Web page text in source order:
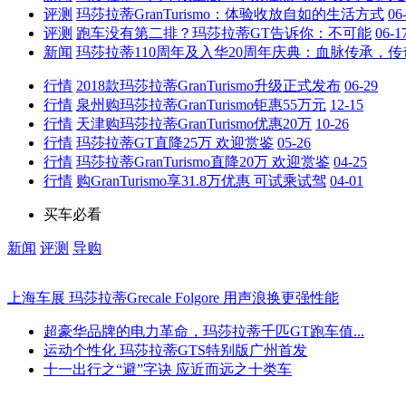
评测 玛莎拉蒂GranTurismo：体验收放自如的生活方式
评测 跑车没有第二排？玛莎拉蒂GT告诉你：不可能 06-
新闻 玛莎拉蒂110周年及入华20周年庆典：血脉传承，
行情 2018款玛莎拉蒂GranTurismo升级正式发布 06-29
行情 泉州购玛莎拉蒂GranTurismo钜惠55万元 12-15
行情 天津购玛莎拉蒂GranTurismo优惠20万 10-26
行情 玛莎拉蒂GT直降25万 欢迎赏鉴 05-26
行情 玛莎拉蒂GranTurismo直降20万 欢迎赏鉴 04-25
行情 购GranTurismo享31.8万优惠 可试乘试驾 04-01
买车必看
新闻 评测 导购
上海车展 玛莎拉蒂Grecale Folgore 用声浪换更强性能
超豪华品牌的电力革命，玛莎拉蒂千匹GT跑车值...
运动个性化 玛莎拉蒂GTS特别版广州首发
十一出行之“避”字诀 应近而远之十类车